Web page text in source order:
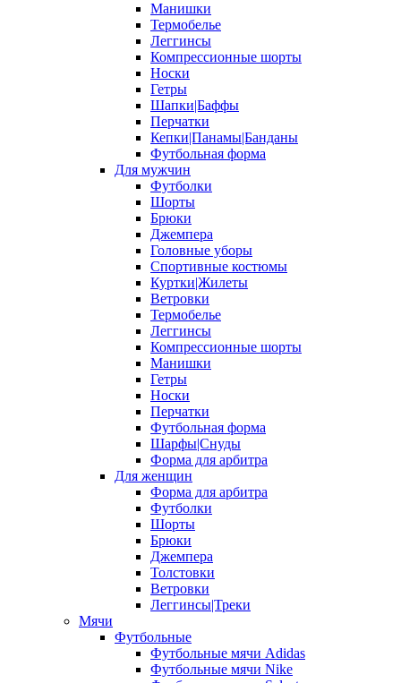
Манишки
Термобелье
Леггинсы
Компрессионные шорты
Носки
Гетры
Шапки|Баффы
Перчатки
Кепки|Панамы|Банданы
Футбольная форма
Для мужчин
Футболки
Шорты
Брюки
Джемпера
Головные уборы
Спортивные костюмы
Куртки|Жилеты
Ветровки
Термобелье
Леггинсы
Компрессионные шорты
Манишки
Гетры
Носки
Перчатки
Футбольная форма
Шарфы|Снуды
Форма для арбитра
Для женщин
Форма для арбитра
Футболки
Шорты
Брюки
Джемпера
Толстовки
Ветровки
Леггинсы|Треки
Мячи
Футбольные
Футбольные мячи Adidas
Футбольные мячи Nike